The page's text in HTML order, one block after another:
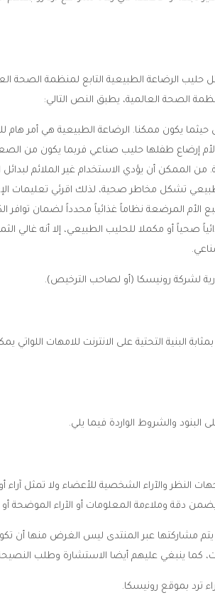
يكون ممكنا. الرضاعة الطبيعية هي أمر هام
الأم إرضاع طفلها حليب صناعي فربما يكون من
الممكن أن يؤدي الاستخدام غير الملائم
تشكل مخاطر صحية، لذلك اقرئي تعليمات
المرضعة نظاماً غذائياً محدداً لضمان توافر
صحياً أو مكملا للحليب الطبيعي، إلا أنه غالي
لشركة رونيسكا (أو لصاحب الترخيص).
البنية التحتية على الانترنت للامهات اللواتي
البنود والشروط الواردة فيما يلي.
النظر والآراء الشخصية للأعضاء ولا تمثل
دقة وملاءمة المعلومات أو الآراء الموضحة أو
يتم مشاركتها عبر المنتدى ليس الغرض منها أن
كما ينبغي عليهم أيضا الاستشارة وطلب
ترد بموقع رونيسكا.